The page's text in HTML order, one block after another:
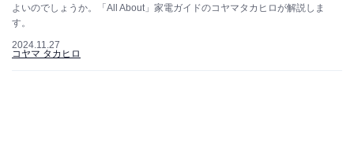
よいのでしょうか。「All About」家電ガイドのコヤマタカヒロが解説しま
す。
2024.11.27
コヤマ タカヒロ